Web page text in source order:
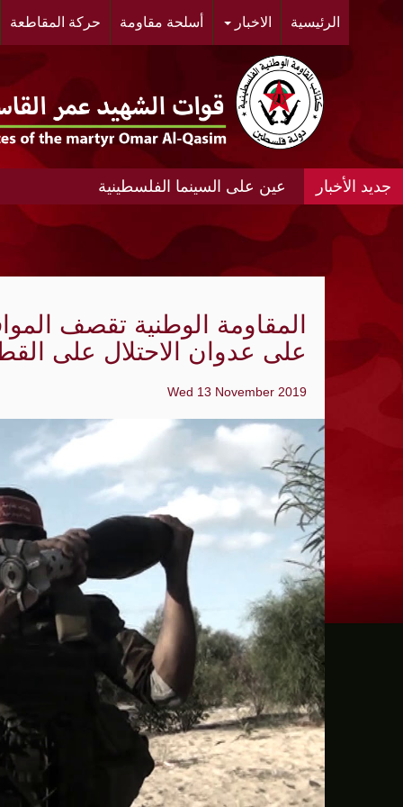
الرئيسية الاخبار أسلحة مقاومة حركة المقاطعة
عين على السينما الفلسطينية
عين على السينما الفلسطينية الانتفاضة
#مخيم خان الشيح #النسائية
"أشد" ومنظمة الجيل الجديد "مجد" ينظمان
«الديمقراطية»: عدوان الإحتلال
ترامب: يحذر من سيطرة الديمقراطيين
حماية الصحافيين تكرّم الصحافية
فانس يؤكد وجود اختلافات في الرأي مع
إيران تهدد بمهاجمة دول الخليج إذا تعرضت
ن.تايمز: مشرعون أمريكيون يسعون
الدفاع الروسية: ضربنا سفينتين محملتين
الـFBI فتح تحقيقا لمعرفة ما إذا كان ترامب "عميلا روسيا" بعد إقالته جيمس كومي
التماس للسماح لطبيب مستقل بفحص
الرئيس الإيراني: التواصل مع خامنئي "صعب
جيش الاحتلال يعلن مقتل جنديين وإصابة 4 جنوب لبنان
"وول ستريت" ترتفع بدعم آمال التهدئة
المقاومة الوطنية تقصف
على عدوان الاحتلال على
Wed 13 November 2019